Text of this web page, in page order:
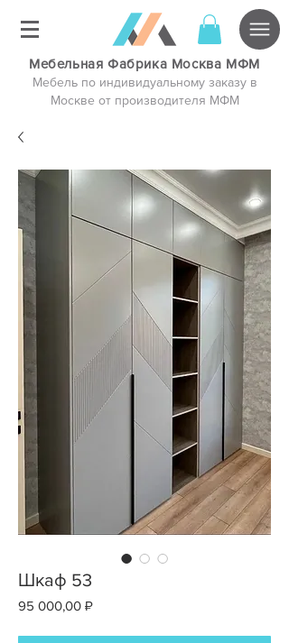
Мебельная Фабрика Москва МФМ
Мебель по индивидуальному заказу в
Москве от производителя МФМ
Шкаф 53
95 000,00 ₽Цена